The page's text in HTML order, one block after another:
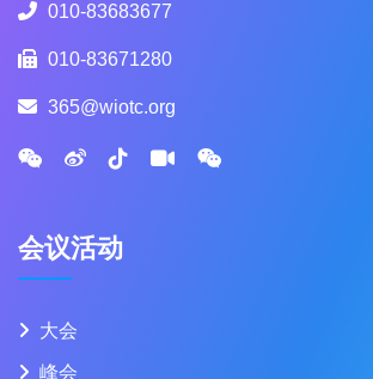
010-83683677
010-83671280
365@wiotc.org
会议活动
大会
峰会